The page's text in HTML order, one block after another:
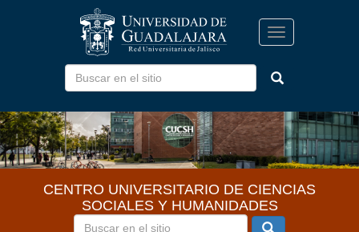
Toggle
navigation
CENTRO UNIVERSITARIO DE CIENCIAS
SOCIALES Y HUMANIDADES